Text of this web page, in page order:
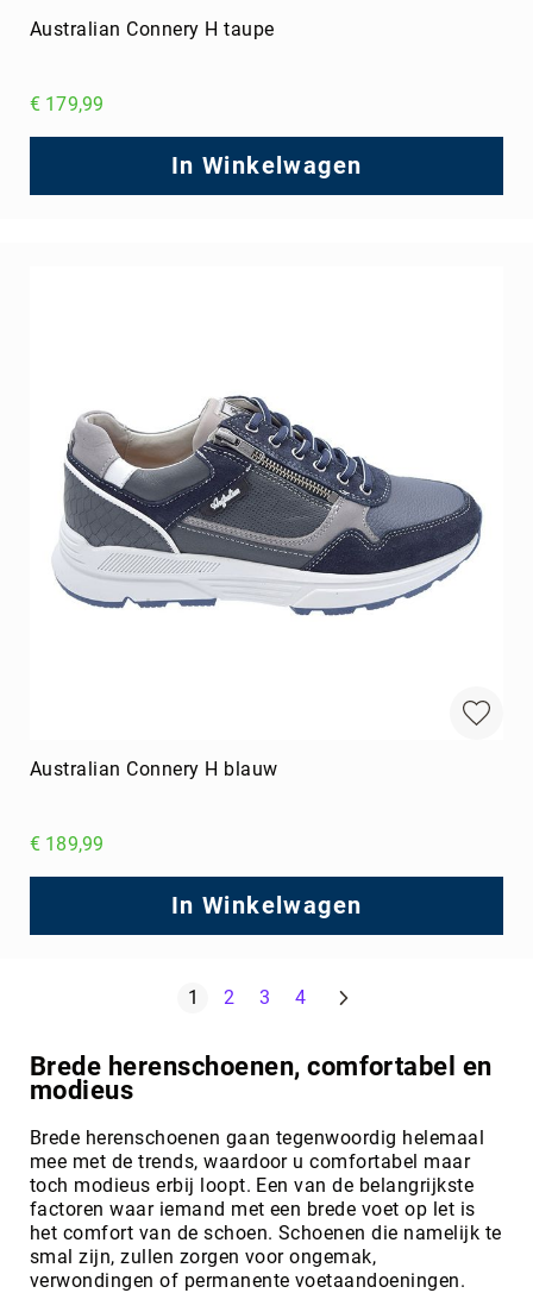
Australian Connery H taupe
€ 179,99
In Winkelwagen
Australian Connery H blauw
€ 189,99
In Winkelwagen
U lees momenteel pagina
1 Pagina
2 Pagina
3 Pagina
4 Pagina
Volgende
Brede herenschoenen, comfortabel en
modieus
Brede herenschoenen gaan tegenwoordig helemaal
mee met de trends, waardoor u comfortabel maar
toch modieus erbij loopt. Een van de belangrijkste
factoren waar iemand met een brede voet op let is
het comfort van de schoen. Schoenen die namelijk te
smal zijn, zullen zorgen voor ongemak,
verwondingen of permanente voetaandoeningen.